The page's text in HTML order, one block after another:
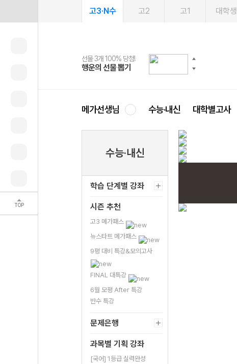
TOP
고3·N수 고2 고1 대학생
선물 3개 100% 당첨!
행운의 선물 뽑기
선물 100% 증정!
메가스터디 X 올리브
여름방학 스터디 캐시백
메가런 썸머스쿨
2027 러셀 단과
강사 공개선발
스마트러닝앱
설문 EVENT
메가패스
3일 무료 체험권
메가패스 수강생 무료혜택!
메가클럽 멤버십
사회공헌 캠페인
희망이룸 메가나눔
메가선생님 수능·내신 대학별고사
수능·내신
학습 단계별 강좌
시즌 추천
고3 메가패스
뉴스타트 메가패스
9평 대비 특강&모의고사
FINAL 대특강
6월 모평 After 특강
반수 특강
문제은행
과목별 기획 강좌
[국어] 1등급 실력완성